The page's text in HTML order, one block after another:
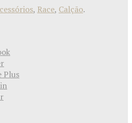
, Race, Calção.
Plus